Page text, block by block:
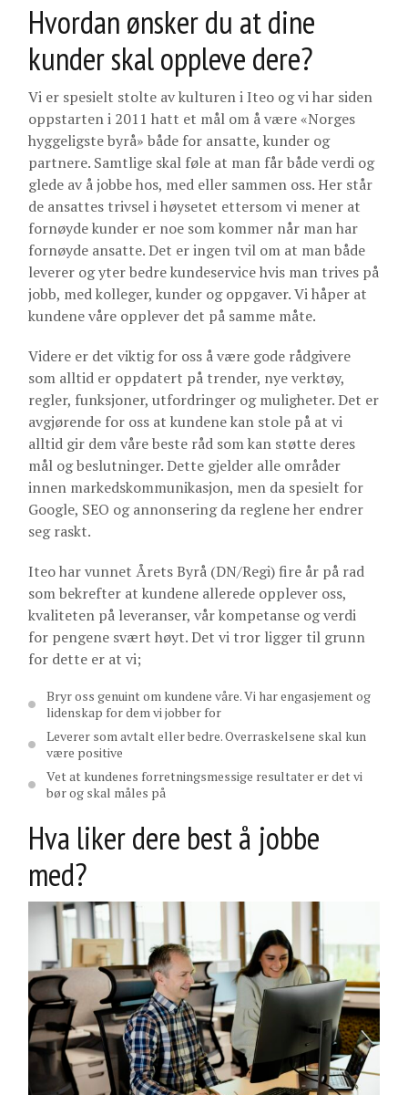
Hvordan ønsker du at dine
kunder skal oppleve dere?
Vi er spesielt stolte av kulturen i Iteo og vi har siden
oppstarten i 2011 hatt et mål om å være «Norges
hyggeligste byrå» både for ansatte, kunder og
partnere. Samtlige skal føle at man får både verdi og
glede av å jobbe hos, med eller sammen oss. Her står
de ansattes trivsel i høysetet ettersom vi mener at
fornøyde kunder er noe som kommer når man har
fornøyde ansatte. Det er ingen tvil om at man både
leverer og yter bedre kundeservice hvis man trives på
jobb, med kolleger, kunder og oppgaver. Vi håper at
kundene våre opplever det på samme måte.
Videre er det viktig for oss å være gode rådgivere
som alltid er oppdatert på trender, nye verktøy,
regler, funksjoner, utfordringer og muligheter. Det er
avgjørende for oss at kundene kan stole på at vi
alltid gir dem våre beste råd som kan støtte deres
mål og beslutninger. Dette gjelder alle områder
innen markedskommunikasjon, men da spesielt for
Google, SEO og annonsering da reglene her endrer
seg raskt.
Iteo har vunnet Årets Byrå (DN/Regi) fire år på rad
som bekrefter at kundene allerede opplever oss,
kvaliteten på leveranser, vår kompetanse og verdi
for pengene svært høyt. Det vi tror ligger til grunn
for dette er at vi;
Bryr oss genuint om kundene våre. Vi har engasjement og
lidenskap for dem vi jobber for
Leverer som avtalt eller bedre. Overraskelsene skal kun
være positive
Vet at kundenes forretningsmessige resultater er det vi
bør og skal måles på
Hva liker dere best å jobbe
med?